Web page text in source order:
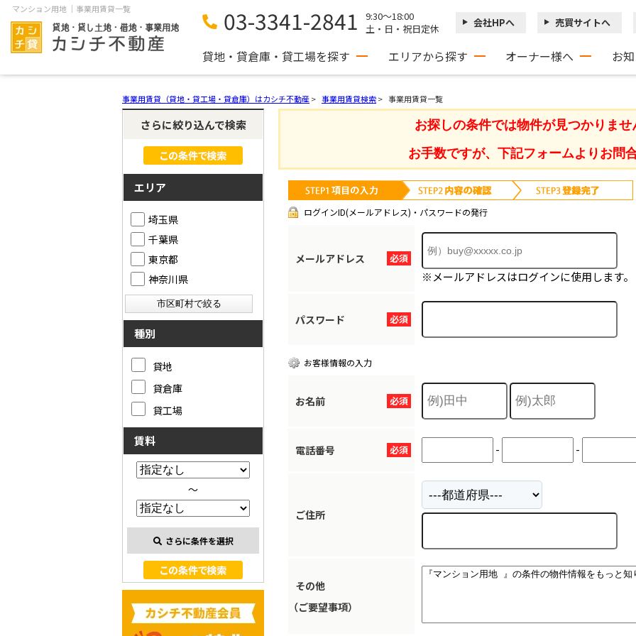
マンション用地 ｜事業用賃貸一覧 03-3341-2841
9:30～18:00
土・日・祝日定休
会社HPへ 売買サイトへ
貸地・貸倉庫・貸工場を探す エリアから探す オーナー様へ お
事業用賃貸（貸地・貸工場・貸倉庫）はカシチ不動産> 事業用賃貸検索> 事業用賃貸一覧
お探しの条件では物件が見つかりませ
お手数ですが、下記フォームよりお問
ログインID(メールアドレス)・パスワードの発行
必須
メールアドレス
※メールアドレスはログインに使用します。
必須
パスワード
お客様情報の入力
必須
お名前
必須
電話番号 - -
ご住所
その他
（ご要望事項）
さらに絞り込んで検索
エリア
埼玉県
千葉県
東京都
神奈川県
種別
貸地
貸倉庫
貸工場
賃料
～
さらに条件を選択